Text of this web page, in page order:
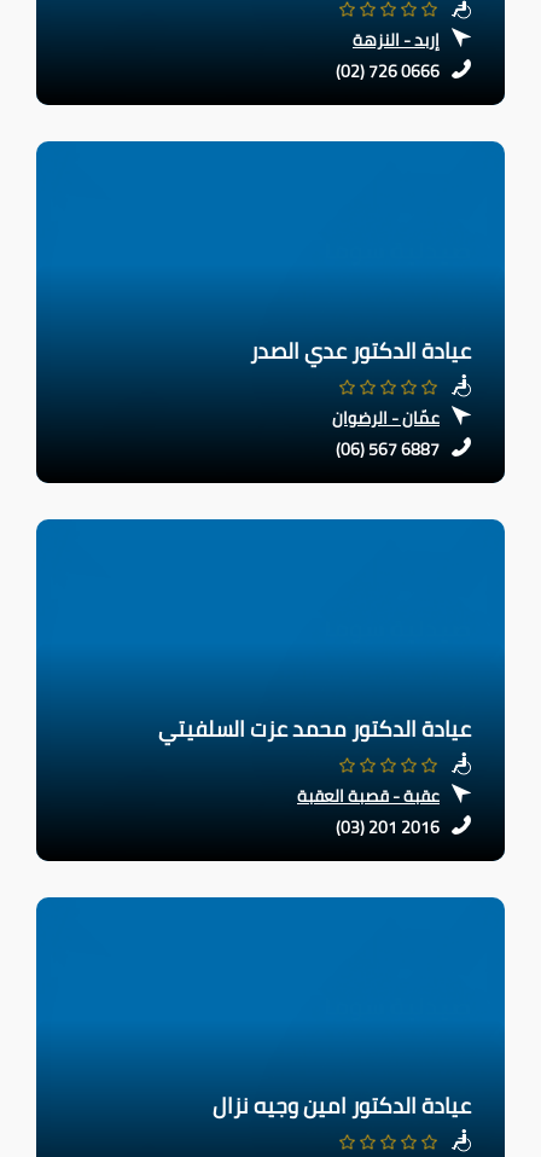
إربد - النزهة
(02) 726 0666
عيادة الدكتور عدي الصدر
عمّان - الرضوان
(06) 567 6887
عيادة الدكتور محمد عزت السلفيتي
عقبة - قصبة العقبة
(03) 201 2016
عيادة الدكتور امين وجيه نزال